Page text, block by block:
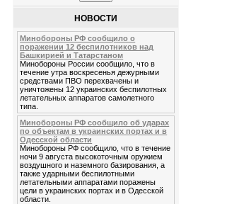
НОВОСТИ
Минобороны РФ сообщило о
поражении 12 беспилотников над
Башкирией и Татарстаном
Минобороны России сообщило, что в
течение утра воскресенья дежурными
средствами ПВО перехвачены и
уничтожены 12 украинских беспилотных
летательных аппаратов самолетного
типа.
Минобороны РФ сообщило об ударах
по объектам в украинских портах и в
Одесской области
Минобороны РФ сообщило, что в течение
ночи 9 августа высокоточным оружием
воздушного и наземного базирования, а
также ударными беспилотными
летательными аппаратами поражены
цели в украинских портах и в Одесской
области.